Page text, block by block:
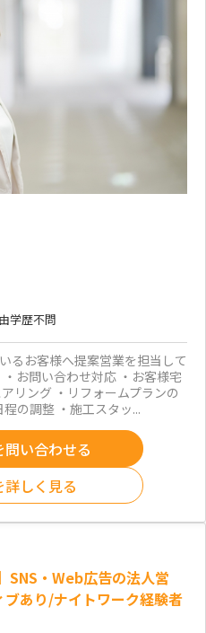
学歴不問
るお客様へ提案営業を担当して
お問い合わせ対応 ・お客様宅
リング ・リフォームプランの
の調整 ・施工スタッ...
い合わせる
しく見る
SNS・Web広告の法人営
あり/ナイトワーク経験者